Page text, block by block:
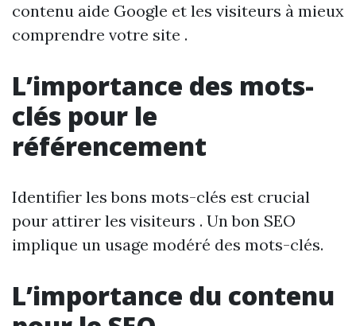
contenu aide Google et les visiteurs à mieux
comprendre votre site .
L’importance des mots-
clés pour le
référencement
Identifier les bons mots-clés est crucial
pour attirer les visiteurs . Un bon SEO
implique un usage modéré des mots-clés.
L’importance du contenu